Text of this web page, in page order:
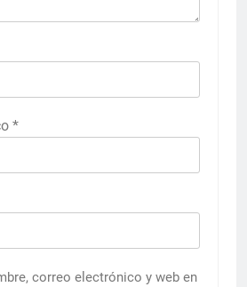
*
correo electrónico y web en